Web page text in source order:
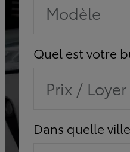
Modèle
Quel est votre
Prix / Loyer
Dans quelle